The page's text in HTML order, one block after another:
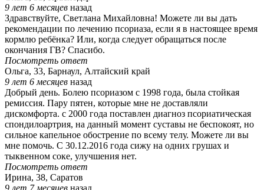
9 лет 6 месяцев назад
Здравствуйте, Светлана Михайловна! Можете ли вы дать
рекомендации по лечению псориаза, если я в настоящее время
кормлю ребёнка? Или, когда следует обращаться после
окончания ГВ? Спасибо.
Посмотреть ответ
Ольга, 33, Барнаул, Алтайский край
9 лет 6 месяцев назад
Добрый день. Болею псориазом с 1998 года, была стойкая
ремиссия. Пару пятен, которые мне не доставляли
дискомфорта. с 2000 года поставлен диагноз псориатическая
спондилоартрия, на данный момент суставы не беспокоят, но
сильное капельное обострение по всему телу. Можете ли вы
мне помочь. С 30.12.2016 года сижу на одних грушах и
тыквенном соке, улучшения нет.
Посмотреть ответ
Ирина, 38, Саратов
9 лет 7 месяцев назад